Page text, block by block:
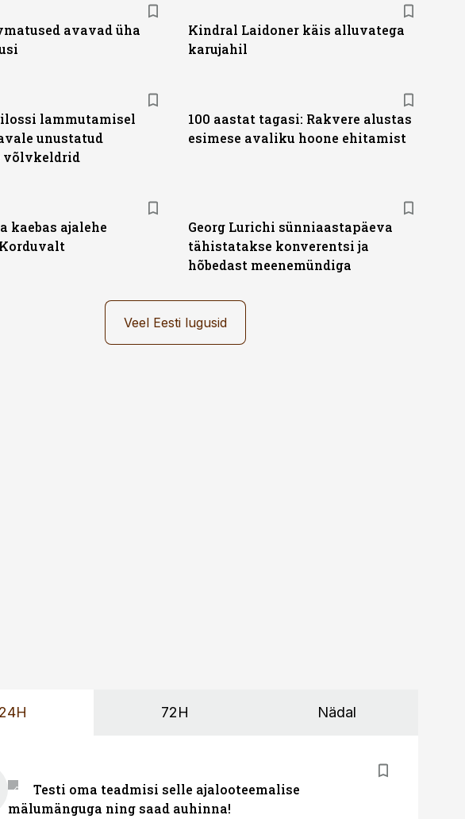
avavad üha
Kindral Laidoner käis alluvatega
karujahil
lammutamisel
unustatud
võlvkeldrid
100 aastat tagasi: Rakvere alustas
esimese avaliku hoone ehitamist
kaebas ajalehe
Georg Lurichi sünniaastapäeva
tähistatakse konverentsi ja
hõbedast meenemündiga
Veel Eesti lugusid
24H 72H Nädal
Testi oma teadmisi selle ajalooteemalise
mälumänguga ning saad auhinna!